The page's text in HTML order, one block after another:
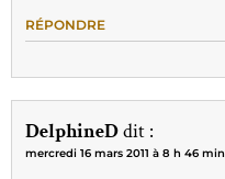
RÉPONDRE
DelphineDdit :
mercredi 16 mars 2011 à 8 h 46 min